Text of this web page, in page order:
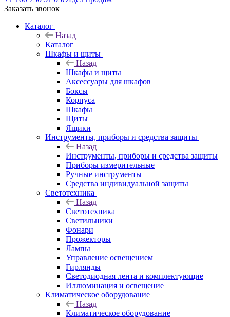
Заказать звонок
Каталог
Назад
Каталог
Шкафы и щиты
Назад
Шкафы и щиты
Аксессуары для шкафов
Боксы
Корпуса
Шкафы
Щиты
Ящики
Инструменты, приборы и средства защиты
Назад
Инструменты, приборы и средства защиты
Приборы измерительные
Ручные инструменты
Средства индивидуальной защиты
Светотехника
Назад
Светотехника
Светильники
Фонари
Прожекторы
Лампы
Управление освещением
Гирлянды
Светодиодная лента и комплектующие
Иллюминация и освещение
Климатическое оборудование
Назад
Климатическое оборудование